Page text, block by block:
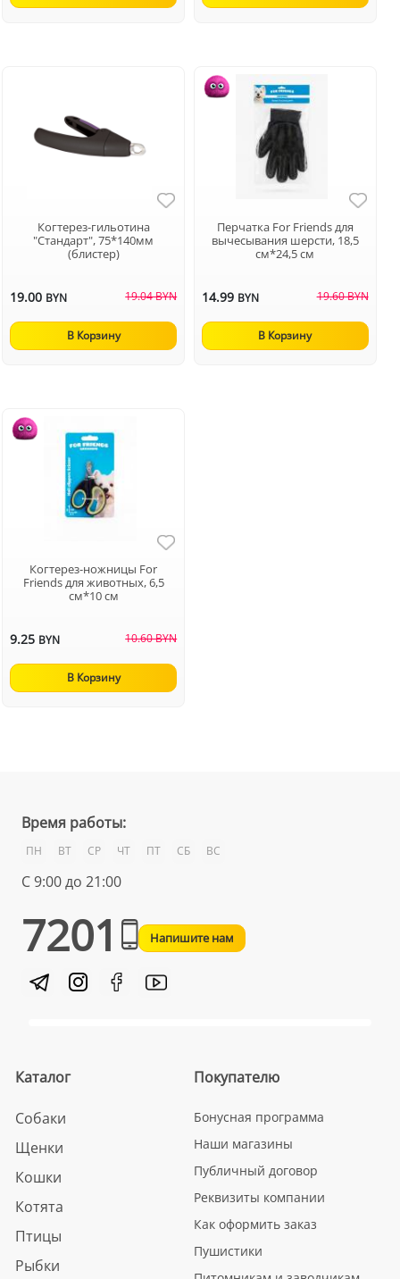
Когтерез-гильотина
"Стандарт", 75*140мм
(блистер)
19.00 BYN 19.04 BYN
В Корзину
Перчатка For Friends для
вычесывания шерсти, 18,5
см*24,5 см
14.99 BYN 19.60 BYN
В Корзину
Когтерез-ножницы For
Friends для животных, 6,5
см*10 см
9.25 BYN 10.60 BYN
В Корзину
Время работы:
ПН ВТ СР ЧТ ПТ СБ ВС
С 9:00 до 21:00
7201 Напишите нам
Каталог
Собаки
Щенки
Кошки
Котята
Птицы
Рыбки
Покупателю
Бонусная программа
Наши магазины
Публичный договор
Реквизиты компании
Как оформить заказ
Пушистики